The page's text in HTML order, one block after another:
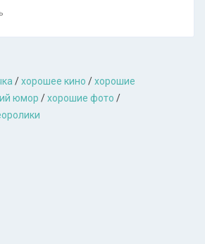
/хорошее кино /хорошие
юмор /хорошие фото /